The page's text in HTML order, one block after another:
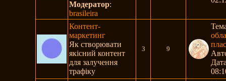
Модератор:
brasileira
Контент-
маркетинг
Як створювати
якісний контент
для залучення
трафіку
3 9